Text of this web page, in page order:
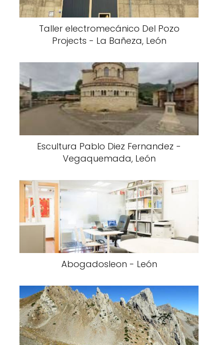
Taller electromecánico Del Pozo
Projects - La Bañeza, León
Escultura Pablo Diez Fernandez -
Vegaquemada, León
Abogadosleon - León